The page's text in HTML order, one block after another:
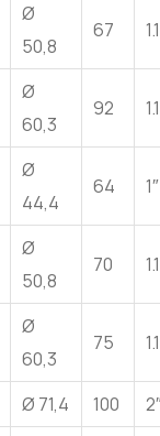
Ø
50,8
67
Ø
60,3
92
Ø
44,4
64 1″
Ø
50,8
70
Ø
60,3
75
Ø 71,4 100